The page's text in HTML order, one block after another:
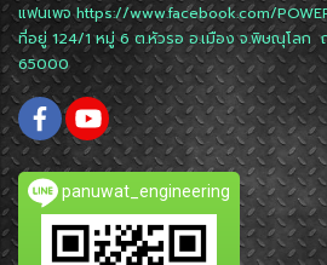
แฟนเพจhttps://www.facebook.com/
ที่อยู่ 124/1 หมู่ 6 ต.หัวรอ อ.เมือง จ.พิษณุโลก
65000
panuwat_engineering